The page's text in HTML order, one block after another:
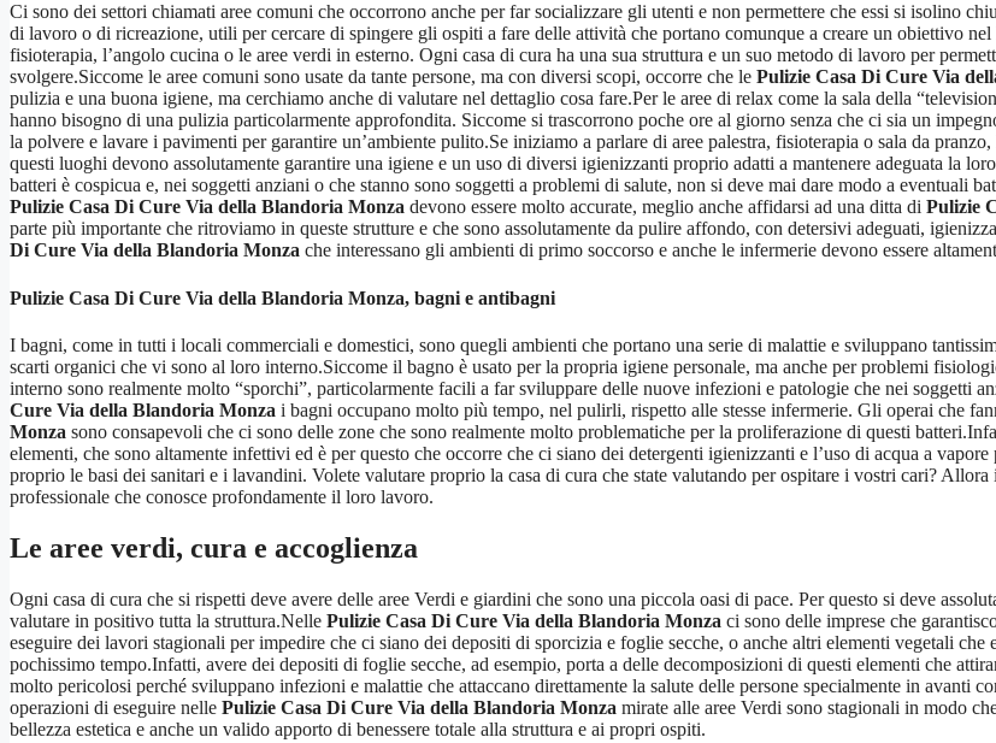
Ci sono dei settori chiamati aree comuni che occorrono anche per far socializzare gli utenti e non permettere che essi si isolino
di lavoro o di ricreazione, utili per cercare di spingere gli ospiti a fare delle attività che portano comunque a creare un obiettivo
fisioterapia, l’angolo cucina o le aree verdi in esterno. Ogni casa di cura ha una sua struttura e un suo metodo di lavoro per
svolgere.Siccome le aree comuni sono usate da tante persone, ma con diversi scopi, occorre che le Pulizie Casa Di Cure Via
pulizia e una buona igiene, ma cerchiamo anche di valutare nel dettaglio cosa fare.Per le aree di relax come la sala della
hanno bisogno di una pulizia particolarmente approfondita. Siccome si trascorrono poche ore al giorno senza che ci sia un
la polvere e lavare i pavimenti per garantire un’ambiente pulito.Se iniziamo a parlare di aree palestra, fisioterapia o sala da
questi luoghi devono assolutamente garantire una igiene e un uso di diversi igienizzanti proprio adatti a mantenere adeguata la
batteri è cospicua e, nei soggetti anziani o che stanno sono soggetti a problemi di salute, non si deve mai dare modo a eventuali
Pulizie Casa Di Cure Via della Blandoria Monza devono essere molto accurate, meglio anche affidarsi ad una ditta di Pulizie
parte più importante che ritroviamo in queste strutture e che sono assolutamente da pulire affondo, con detersivi adeguati,
Di Cure Via della Blandoria Monza che interessano gli ambienti di primo soccorso e anche le infermerie devono essere
Pulizie Casa Di Cure Via della Blandoria Monza, bagni e antibagni
I bagni, come in tutti i locali commerciali e domestici, sono quegli ambienti che portano una serie di malattie e sviluppano
scarti organici che vi sono al loro interno.Siccome il bagno è usato per la propria igiene personale, ma anche per problemi
interno sono realmente molto “sporchi”, particolarmente facili a far sviluppare delle nuove infezioni e patologie che nei soggetti
Cure Via della Blandoria Monza i bagni occupano molto più tempo, nel pulirli, rispetto alle stesse infermerie. Gli operai che
Monza sono consapevoli che ci sono delle zone che sono realmente molto problematiche per la proliferazione di questi
elementi, che sono altamente infettivi ed è per questo che occorre che ci siano dei detergenti igienizzanti e l’uso di acqua a
proprio le basi dei sanitari e i lavandini. Volete valutare proprio la casa di cura che state valutando per ospitare i vostri cari?
professionale che conosce profondamente il loro lavoro.
Le aree verdi, cura e accoglienza
Ogni casa di cura che si rispetti deve avere delle aree Verdi e giardini che sono una piccola oasi di pace. Per questo si deve
valutare in positivo tutta la struttura.Nelle Pulizie Casa Di Cure Via della Blandoria Monza ci sono delle imprese che
eseguire dei lavori stagionali per impedire che ci siano dei depositi di sporcizia e foglie secche, o anche altri elementi vegetali
pochissimo tempo.Infatti, avere dei depositi di foglie secche, ad esempio, porta a delle decomposizioni di questi elementi che
molto pericolosi perché sviluppano infezioni e malattie che attaccano direttamente la salute delle persone specialmente in avanti
operazioni di eseguire nelle Pulizie Casa Di Cure Via della Blandoria Monza mirate alle aree Verdi sono stagionali in modo
bellezza estetica e anche un valido apporto di benessere totale alla struttura e ai propri ospiti.